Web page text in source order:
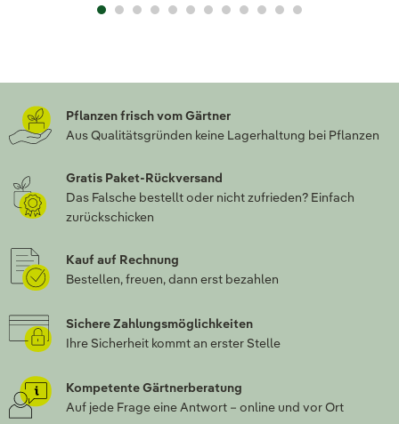
Pflanzen frisch vom Gärtner
Aus Qualitätsgründen keine Lagerhaltung bei Pflanzen
Gratis Paket-Rückversand
Das Falsche bestellt oder nicht zufrieden? Einfach
zurückschicken
Kauf auf Rechnung
Bestellen, freuen, dann erst bezahlen
Sichere Zahlungsmöglichkeiten
Ihre Sicherheit kommt an erster Stelle
Kompetente Gärtnerberatung
Auf jede Frage eine Antwort – online und vor Ort